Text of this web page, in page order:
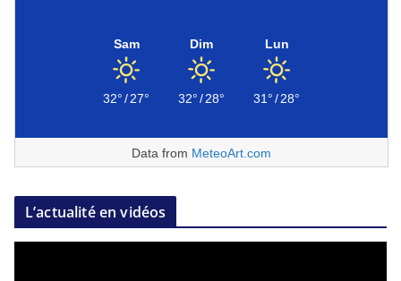
Sam
32°/27°
Dim
32°/28°
Lun
31°/28°
Data from MeteoArt.com
L’actualité en vidéos